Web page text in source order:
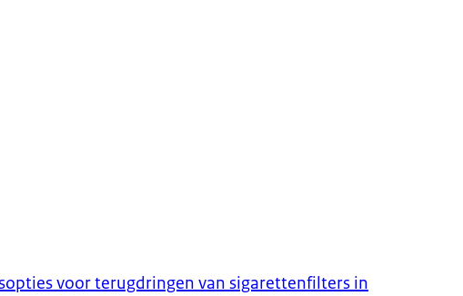
voor terugdringen van sigarettenfilters in